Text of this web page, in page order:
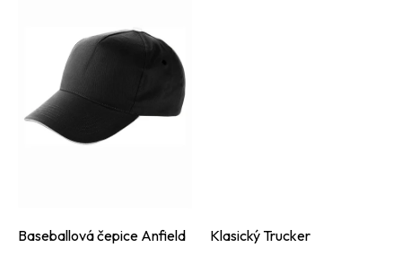
Baseballová čepice Anfield Klasický Trucker